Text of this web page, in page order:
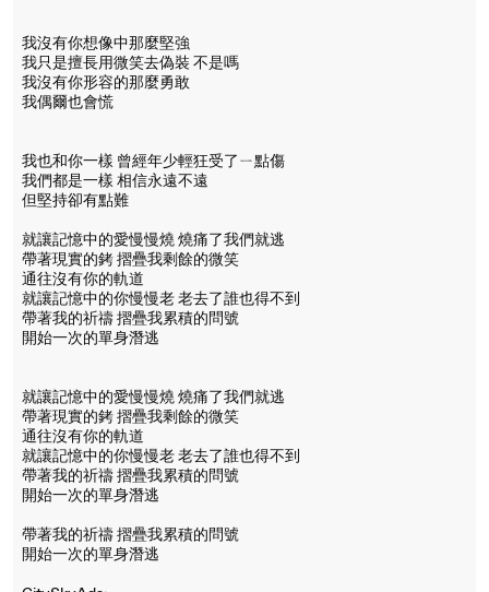
我沒有你想像中那麼堅強
我只是擅長用微笑去偽裝 不是嗎
我沒有你形容的那麼勇敢
我偶爾也會慌
我也和你一樣 曾經年少輕狂受了ㄧ點傷
我們都是一樣 相信永遠不遠
但堅持卻有點難
就讓記憶中的愛慢慢燒 燒痛了我們就逃
帶著現實的銬 摺疊我剩餘的微笑
通往沒有你的軌道
就讓記憶中的你慢慢老 老去了誰也得不到
帶著我的祈禱 摺疊我累積的問號
開始一次的單身潛逃
就讓記憶中的愛慢慢燒 燒痛了我們就逃
帶著現實的銬 摺疊我剩餘的微笑
通往沒有你的軌道
就讓記憶中的你慢慢老 老去了誰也得不到
帶著我的祈禱 摺疊我累積的問號
開始一次的單身潛逃
帶著我的祈禱 摺疊我累積的問號
開始一次的單身潛逃